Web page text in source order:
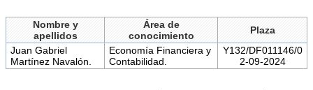
Nombre y
apellidos
Área de
conocimiento
Plaza
Juan Gabriel
Martínez Navalón.
Economía Financiera y
Contabilidad.
Y132/DF011146/0
2-09-2024